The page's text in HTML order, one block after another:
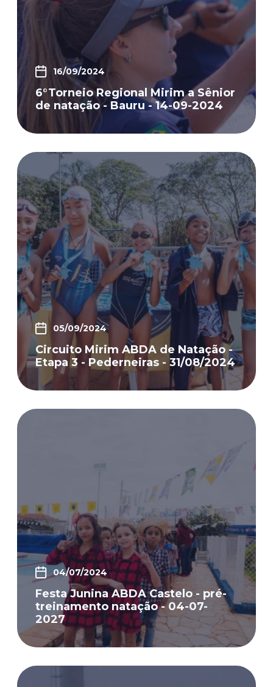
16/09/2024
6°Torneio Regional Mirim a Sênior
de natação - Bauru - 14-09-2024
05/09/2024
Circuito Mirim ABDA de Natação -
Etapa 3 - Pederneiras - 31/08/2024
04/07/2024
Festa Junina ABDA Castelo - pré-
treinamento natação - 04-07-
2027